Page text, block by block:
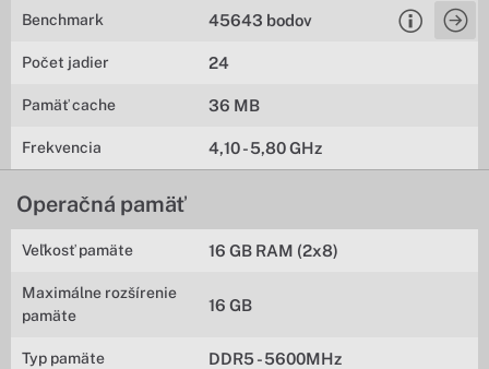
Benchmark 45643 bodov
Počet jadier 24
Pamäť cache 36 MB
Frekvencia 4,10 - 5,80 GHz
Operačná pamäť
Veľkosť pamäte 16 GB RAM (2x8)
Maximálne rozšírenie
pamäte
16 GB
Typ pamäte DDR5 - 5600MHz